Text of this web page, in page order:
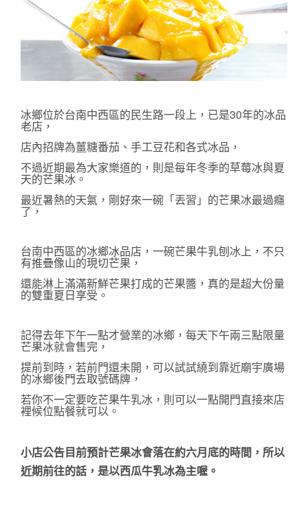
冰鄉位於台南中西區的民生路一段上，已是30年的冰品
老店，
店內招牌為薑糖番茄、手工豆花和各式冰品，
不過近期最為大家樂道的，則是每年冬季的草莓冰與夏
天的芒果冰。
最近暑熱的天氣，剛好來一碗「丟習」的芒果冰最過癮
了，
台南中西區的冰鄉冰品店，一碗芒果牛乳刨冰上，不只
有推疊像山的現切芒果，
還能淋上滿滿新鮮芒果打成的芒果醬，真的是超大份量
的雙重夏日享受。
記得去年下午一點才營業的冰鄉，每天下午兩三點限量
芒果冰就會售完，
提前到時，若前門還未開，可以試試繞到靠近廟宇廣場
的冰鄉後門去取號碼牌，
若你不一定要吃芒果牛乳冰，則可以一點開門直接來店
裡候位點餐就可以。
小店公告目前預計芒果冰會落在約六月底的時間，所以
近期前往的話，是以西瓜牛乳冰為主喔。